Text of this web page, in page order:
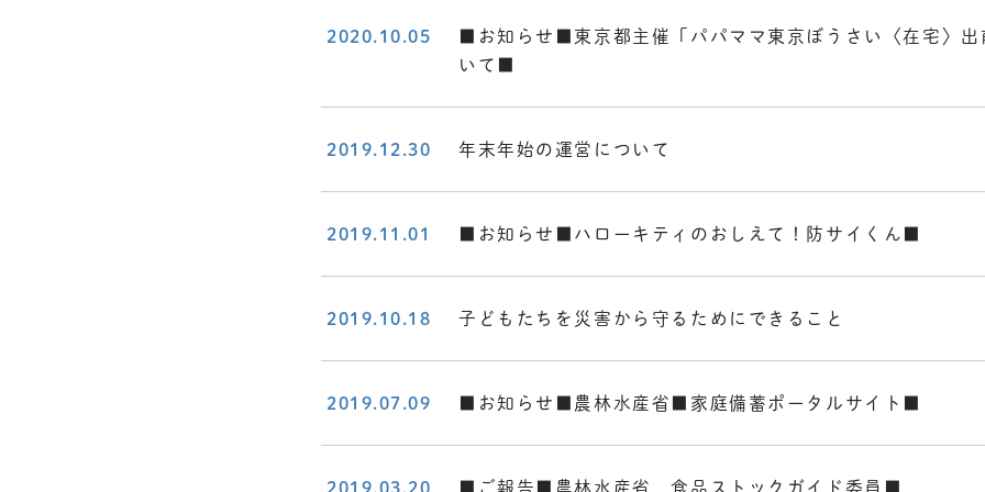
2020.10.05
■お知らせ■東京都主催「パパママ東京ぼうさい〈在宅〉出
いて■
2019.12.30 年末年始の運営について
2019.11.01 ■お知らせ■ハローキティのおしえて！防サイくん■
2019.10.18 子どもたちを災害から守るためにできること
2019.07.09 ■お知らせ■農林水産省■家庭備蓄ポータルサイト■
2019.03.20 ■ご報告■農林水産省 食品ストックガイド委員■